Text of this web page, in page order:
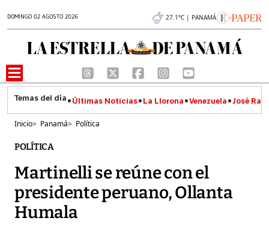
DOMINGO 02 AGOSTO 2026 27.1°C | PANAMÁ
Últimas Noticias La Llorona Venezuela José
Inicio> Panamá> Política
POLÍTICA
Martinelli se reúne con el
presidente peruano, Ollanta
Humala